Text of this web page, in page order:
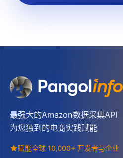
最强大的Amazon数据采集API
为您独到的电商实践赋能
赋能全球 10,000+ 开发者与企业